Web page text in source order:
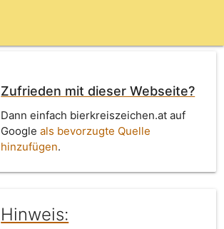
Zufrieden mit dieser Webseite?
Dann einfach bierkreiszeichen.at auf
Googleals bevorzugte Quelle
hinzufügen.
Hinweis: